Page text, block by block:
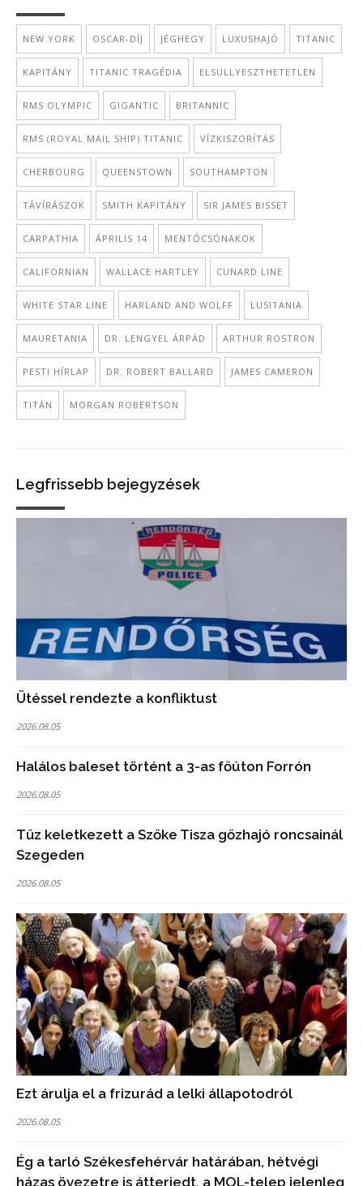
NEW YORK OSCAR-DÍJ JÉGHEGY LUXUSHAJÓ TITANIC
KAPITÁNY TITANIC TRAGÉDIA ELSÜLLYESZTHETETLEN
RMS OLYMPIC GIGANTIC BRITANNIC
RMS (ROYAL MAIL SHIP) TITANIC VÍZKISZORÍTÁS
CHERBOURG QUEENSTOWN SOUTHAMPTON
TÁVÍRÁSZOK SMITH KAPITÁNY SIR JAMES BISSET
CARPATHIA ÁPRILIS 14 MENTŐCSÓNAKOK
CALIFORNIAN WALLACE HARTLEY CUNARD LINE
WHITE STAR LINE HARLAND AND WOLFF LUSITANIA
MAURETANIA DR. LENGYEL ÁRPÁD ARTHUR ROSTRON
PESTI HÍRLAP DR. ROBERT BALLARD JAMES CAMERON
TITÁN MORGAN ROBERTSON
Legfrissebb bejegyzések
Ütéssel rendezte a konfliktust
2026.08.05
Halálos baleset történt a 3-as főúton Forrón
2026.08.05
Tűz keletkezett a Szőke Tisza gőzhajó roncsainál
Szegeden
2026.08.05
Ezt árulja el a frizurád a lelki állapotodról
2026.08.05
Ég a tarló Székesfehérvár határában, hétvégi
házas övezetre is átterjedt, a MOL-telep jelenleg